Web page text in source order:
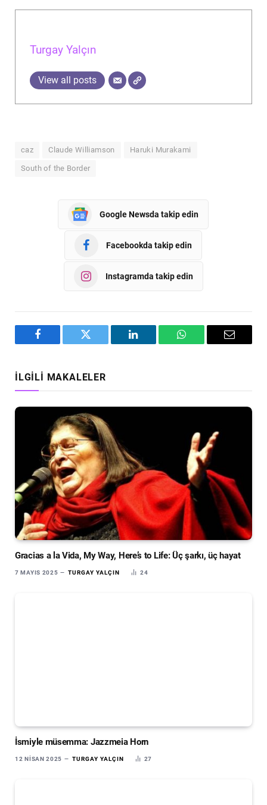
Turgay Yalçın
View all posts
caz Claude Williamson Haruki Murakami
South of the Border
Google Newsda takip edin
Facebookda takip edin
Instagramda takip edin
Facebook Twitter LinkedIn WhatsAppEmail
İLGILI MAKALELER
Gracias a la Vida, My Way, Here’s to Life: Üç şarkı, üç hayat
7 MAYIS 2025 TURGAY YALÇIN 24
İsmiyle müsemma: Jazzmeia Horn
12 NISAN 2025 TURGAY YALÇIN 27